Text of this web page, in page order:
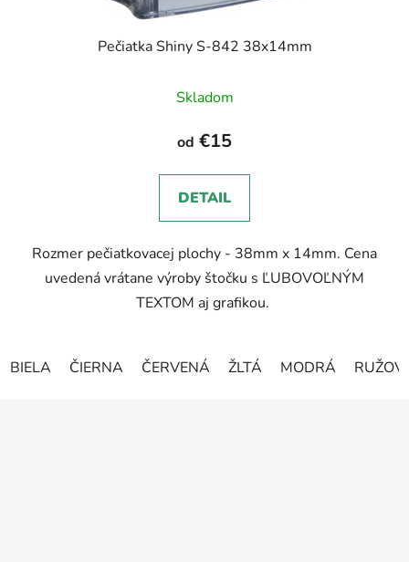
Pečiatka Shiny S-842 38x14mm
hodnotenie
produktu
5,0
z
hviezdičiek.
Skladom
od €15
DETAIL
Rozmer pečiatkovacej plochy - 38mm x 14mm. Cena
uvedená vrátane výroby štočku s ĽUBOVOĽNÝM
TEXTOM aj grafikou.
BIELA ČIERNA ČERVENÁ ŽLTÁ MODRÁ